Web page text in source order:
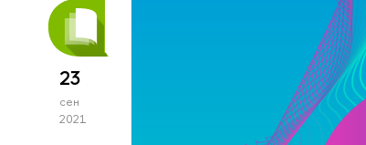
23
сен
2021